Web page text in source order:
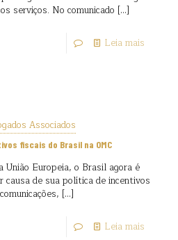
serviços. No comunicado […]
Leia mais
Associados
fiscais do Brasil na OMC
União Europeia, o Brasil agora é
causa de sua política de incentivos
[…]
Leia mais